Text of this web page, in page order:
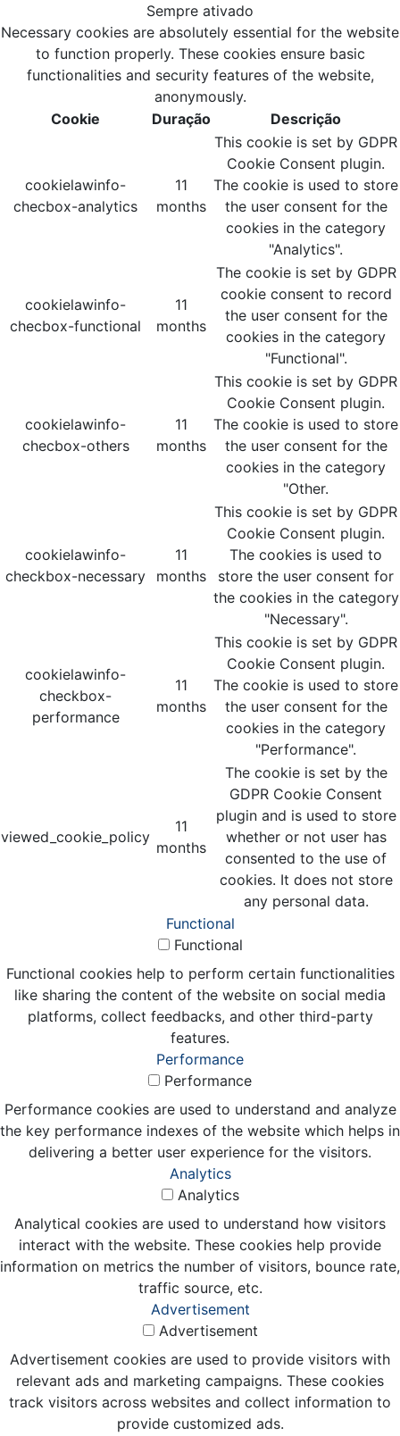
Sempre ativado
Necessary cookies are absolutely essential for the website
to function properly. These cookies ensure basic
functionalities and security features of the website,
anonymously.
Cookie
Duração Descrição
cookielawinfo-
checbox-analytics
11
months
This cookie is set by GDPR
Cookie Consent plugin.
The cookie is used to store
the user consent for the
cookies in the category
"Analytics".
cookielawinfo-
checbox-functional
11
months
The cookie is set by GDPR
cookie consent to record
the user consent for the
cookies in the category
"Functional".
cookielawinfo-
checbox-others
11
months
This cookie is set by GDPR
Cookie Consent plugin.
The cookie is used to store
the user consent for the
cookies in the category
"Other.
cookielawinfo-
checkbox-necessary
11
months
This cookie is set by GDPR
Cookie Consent plugin.
The cookies is used to
store the user consent for
the cookies in the category
"Necessary".
cookielawinfo-
checkbox-
performance
11
months
This cookie is set by GDPR
Cookie Consent plugin.
The cookie is used to store
the user consent for the
cookies in the category
"Performance".
viewed_cookie_policy
11
months
The cookie is set by the
GDPR Cookie Consent
plugin and is used to store
whether or not user has
consented to the use of
cookies. It does not store
any personal data.
Functional
Functional
Functional cookies help to perform certain functionalities
like sharing the content of the website on social media
platforms, collect feedbacks, and other third-party
features.
Performance
Performance
Performance cookies are used to understand and analyze
the key performance indexes of the website which helps in
delivering a better user experience for the visitors.
Analytics
Analytics
Analytical cookies are used to understand how visitors
interact with the website. These cookies help provide
information on metrics the number of visitors, bounce rate,
traffic source, etc.
Advertisement
Advertisement
Advertisement cookies are used to provide visitors with
relevant ads and marketing campaigns. These cookies
track visitors across websites and collect information to
provide customized ads.